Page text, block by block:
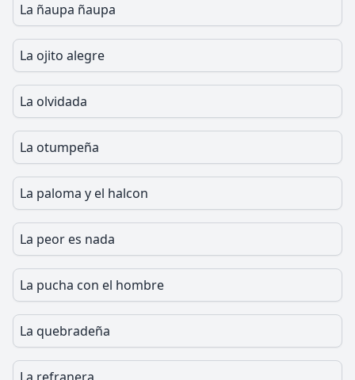
La ñaupa ñaupa
La ojito alegre
La olvidada
La otumpeña
La paloma y el halcon
La peor es nada
La pucha con el hombre
La quebradeña